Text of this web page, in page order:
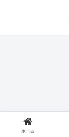
ホーム